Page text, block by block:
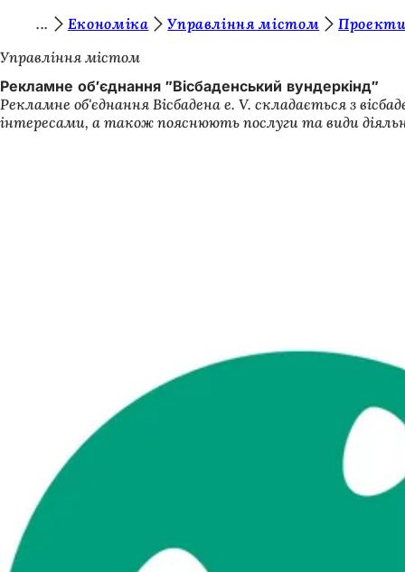
Перейти до змісту
и
т
у
Економіка Управління містом
Управління містом
Рекламне об'єднання "Вісбаденський вундеркінд"
Рекламне об'єднання Вісбадена e. V. складається з
інтересами, а також пояснюють послуги та види